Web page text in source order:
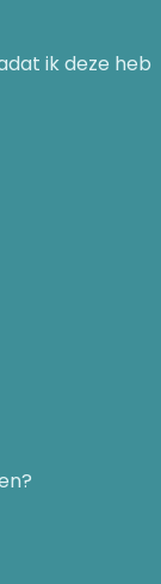
ik deze heb